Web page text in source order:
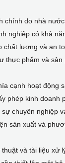
chính do nhà
nghiệp có khả
lượng và an
thực phẩm và sản
cạnh hoạt động
phép kinh doanh
chuyên nghiệp
sản xuất và
và tài liệu xử